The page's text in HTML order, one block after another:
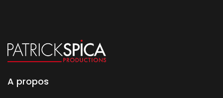
A propos